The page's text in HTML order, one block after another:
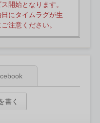
開始となります。
にタイムラグが生
注意ください。
書く